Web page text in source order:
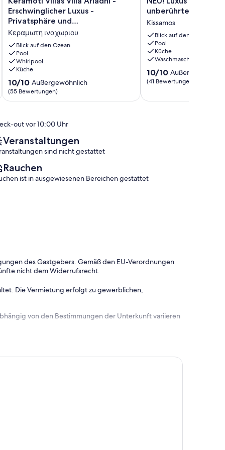
Villas
Villa
-
Erschwinglicher
Luxus
-
Privatsphäre
und
Gastfreundschaft
Κεραμωτη
Erschwinglicher Luxus -
Privatsphäre und
Gastfreundschaft
Κεραμωτη ιναχωριου
Blick auf den Ozean
Pool
Whirlpool
Küche
10.0
von
10,
Bewertungen)
10/10 Außergewöhnlich
(55 Bewertungen)
Luxus
Eleganz
in
unberührter
Natur
Kissamos
unberührter Natur
Kissamos
Blick auf den Ozean
Pool
Küche
Waschmaschine
10.0
von
Außergewöhnlich,
10/10
(41 Bewertungen)
out vor 10:00 Uhr
Veranstaltungen
sind nicht gestattet
Rauchen
ist in ausgewiesenen Bereichen gestattet
des Gastgebers. Gemäß den EU-Verordnungen
nicht dem Widerrufsrecht.
Die Vermietung erfolgt zu gewerblichen,
von den Bestimmungen der Unterkunft variieren